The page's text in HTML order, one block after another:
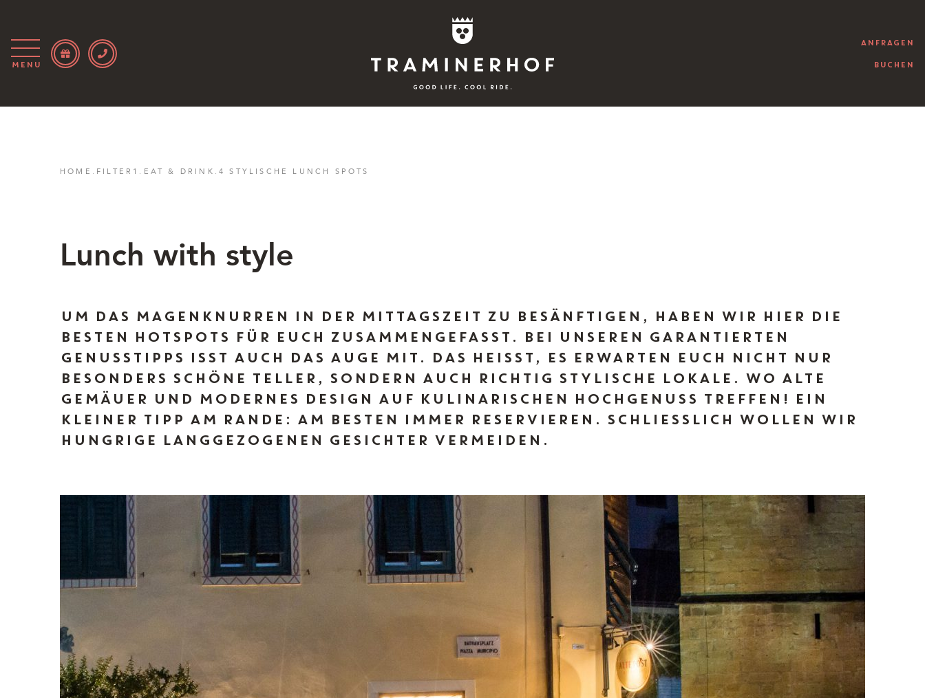
Magazin
IT EN DE
Menu
ANFRAGEN
BUCHEN
HOME . FILTER1 . EAT & DRINK .4 STYLISCHE LUNCH SPOTS
Lunch with style
UM DAS MAGENKNURREN IN DER MITTAGSZEIT ZU BESÄNFTIGEN, HABEN WIR HIER DIE
BESTEN HOTSPOTS FÜR EUCH ZUSAMMENGEFASST. BEI UNSEREN GARANTIERTEN
GENUSSTIPPS ISST AUCH DAS AUGE MIT. DAS HEISST, ES ERWARTEN EUCH NICHT NUR B
ESONDERS SCHÖNE TELLER, SONDERN AUCH RICHTIG STYLISCHE LOKALE. WO ALTE G
EMÄUER UND MODERNES DESIGN AUF KULINARISCHEN HOCHGENUSS TREFFEN! EIN K
LEINER TIPP AM RANDE: AM BESTEN IMMER RESERVIEREN. SCHLIESSLICH WOLLEN WIR HU
NGRIGE LANGGEZOGENEN GESICHTER VERMEIDEN.